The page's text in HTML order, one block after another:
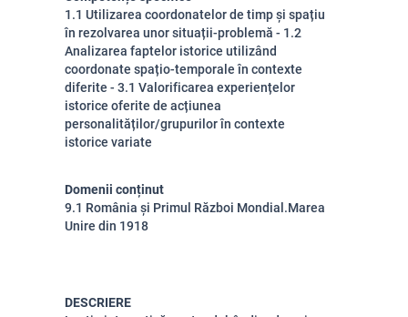
1.1 Utilizarea coordonatelor de timp și spațiu
în rezolvarea unor situații-problemă - 1.2
Analizarea faptelor istorice utilizând
coordonate spațio-temporale în contexte
diferite - 3.1 Valorificarea experiențelor
istorice oferite de acțiunea
personalităților/grupurilor în contexte
istorice variate
Domenii conținut
9.1 România și Primul Război Mondial.Marea
Unire din 1918
DESCRIERE